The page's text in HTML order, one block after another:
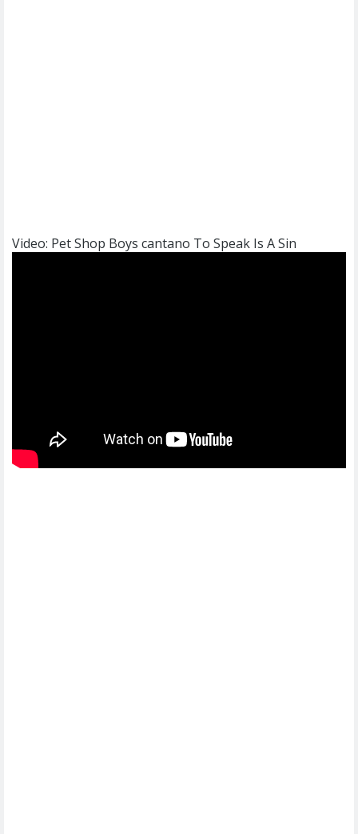
Video: Pet Shop Boys cantano To Speak Is A Sin